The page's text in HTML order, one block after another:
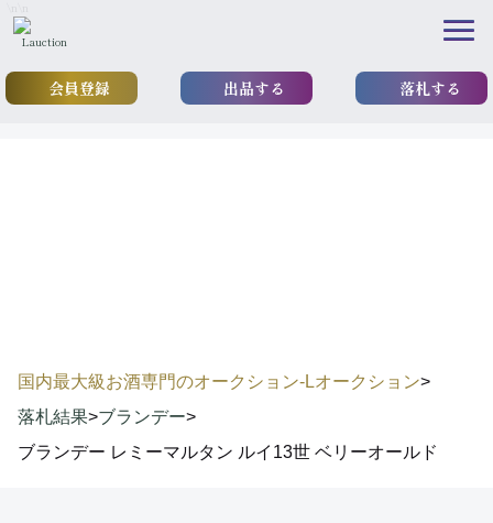
会員登録 出品する 落札する
国内最大級お酒専門のオークション-Lオークション>
落札結果>ブランデー>
ブランデー レミーマルタン ルイ13世 ベリーオールド